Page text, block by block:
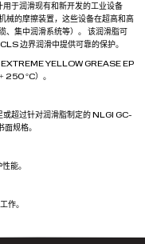
于润滑现有和新开发的工业设备
械的摩擦装置，这些设备在超高和高
、集中润滑系统等）。 该润滑脂可
边界润滑中提供可靠的保护。
EXTREME YELLOW GREASE EP
250 °C）。
超过针对润滑脂制定的 NLGI GC-
规格。
能。
作。